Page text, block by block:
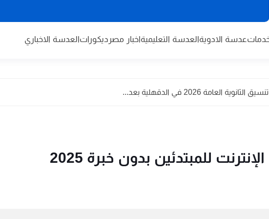
عدسة الادويةالعدسة التعليميةاخبار مصر ديكوراتالعدسة الاخباري
2026 في الدقهلية بعد...
للمبتدئين بدون خبرة 2025